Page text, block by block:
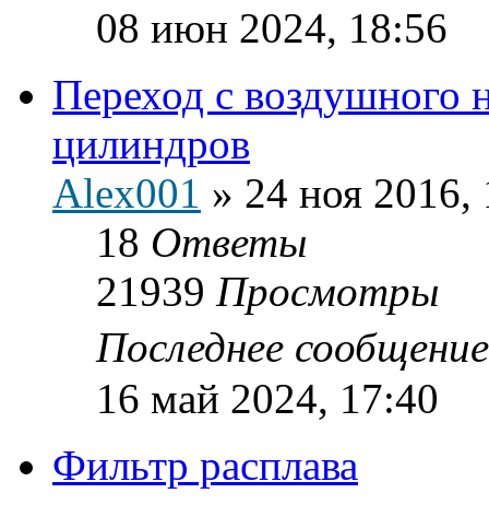
08 июн 2024, 18:56
Переход с воздушного
цилиндров
Alex001 » 24 ноя 2016,
18 Ответы
21939 Просмотры
Последнее
16 май 2024, 17:40
Фильтр расплава